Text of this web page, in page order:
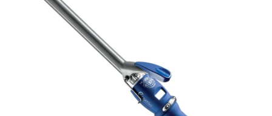
Don't miss out on great deals! Start shopping or
Shop What's New
Sign in